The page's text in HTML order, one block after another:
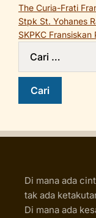
The Curia-Frati
Stpk St. Yohanes
SKPKC Fransiskan
Di mana ada
tak ada
Di mana ada